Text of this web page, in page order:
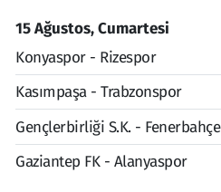
15 Ağustos, Cumartesi
Konyaspor - Rizespor
Kasımpaşa - Trabzonspor
Gençlerbirliği S.K. - Fenerbahçe
Gaziantep FK - Alanyaspor